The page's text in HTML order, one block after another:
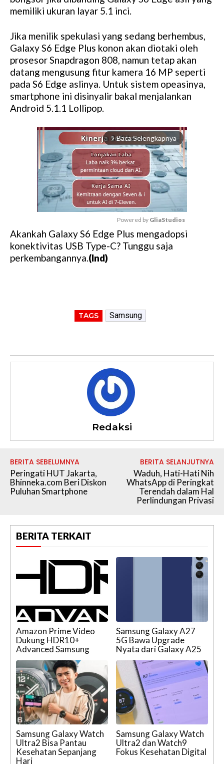
memiliki ukuran layar 5.1 inci.
Jika menilik spekulasi yang sedang berhembus,
Galaxy S6 Edge Plus konon akan diotaki oleh
prosesor Snapdragon 808, namun tetap akan
datang mengusung fitur kamera 16 MP seperti
pada S6 Edge aslinya. Untuk sistem opeasinya,
smartphone ini disinyalir bakal menjalankan
Android 5.1.1 Lollipop.
arrow_forward_ios Baca Selengkapnya
M
u
Powered by GliaStudios
Akankah Galaxy S6 Edge Plus mengadopsi
konektivitas USB Type-C? Tunggu saja
perkembangannya.(Ind)
TAGS Samsung
Redaksi
BERITA SEBELUMNYA
Peringati HUT Jakarta,
Bhinneka.com Beri Diskon
Puluhan Smartphone
BERITA SELANJUTNYA
Waduh, Hati-Hati Nih
WhatsApp di Peringkat
Terendah dalam Hal
Perlindungan Privasi
BERITA TERKAIT
Amazon Prime Video
Dukung HDR10+
Advanced Samsung
Samsung Galaxy A27
5G Bawa Upgrade
Nyata dari Galaxy A25
Samsung Galaxy Watch
Ultra2 Bisa Pantau
Kesehatan Sepanjang
Hari
Samsung Galaxy Watch
Ultra2 dan Watch9
Fokus Kesehatan Digital